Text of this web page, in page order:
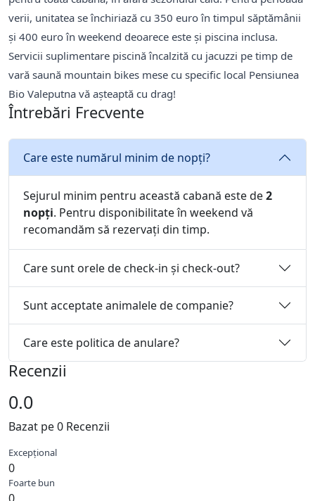
verii, unitatea se închiriază cu 350 euro în timpul săptămânii
și 400 euro în weekend deoarece este și piscina inclusa.
Servicii suplimentare piscină încalzită cu jacuzzi pe timp de
vară saună mountain bikes mese cu specific local Pensiunea
Bio Valeputna vă așteaptă cu drag!
Întrebări Frecvente
Care este numărul minim de nopți?
Sejurul minim pentru această cabană este de2
nopți. Pentru disponibilitate în weekend vă
recomandăm să rezervați din timp.
Care sunt orele de check-in și check-out?
Sunt acceptate animalele de companie?
Care este politica de anulare?
Recenzii
0.0
Bazat pe 0 Recenzii
Excepțional
0
Foarte bun